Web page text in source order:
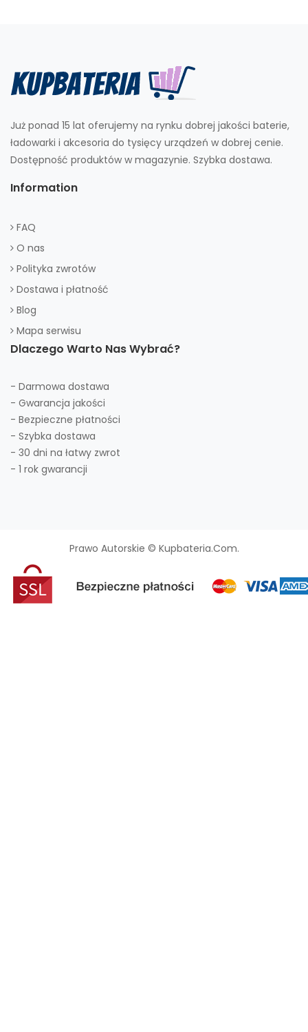
Już ponad 15 lat oferujemy na rynku dobrej jakości baterie,
ładowarki i akcesoria do tysięcy urządzeń w dobrej cenie.
Dostępność produktów w magazynie. Szybka dostawa.
Information
FAQ
O nas
Polityka zwrotów
Dostawa i płatność
Blog
Mapa serwisu
Dlaczego Warto Nas Wybrać?
- Darmowa dostawa
- Gwarancja jakości
- Bezpieczne płatności
- Szybka dostawa
- 30 dni na łatwy zwrot
- 1 rok gwarancji
Prawo Autorskie © Kupbateria.com.